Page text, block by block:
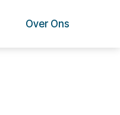
Over Ons